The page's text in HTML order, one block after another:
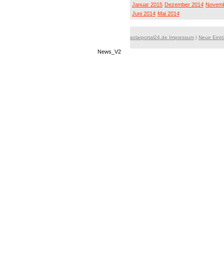
Januar 2015 Dezember 2014
Juni 2014 Mai 2014
solarportal24.de Impressum | Neue
News_V2